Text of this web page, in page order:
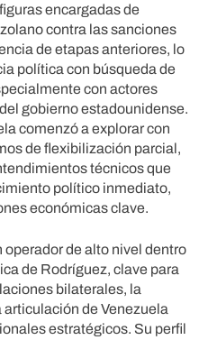
encargadas de
contra las sanciones
de etapas anteriores, lo
política con búsqueda de
con actores
gobierno estadounidense.
comenzó a explorar con
de flexibilización parcial,
técnicos que
político inmediato,
económicas clave.
de alto nivel dentro
de Rodríguez, clave para
bilaterales, la
de Venezuela
estratégicos. Su perfil